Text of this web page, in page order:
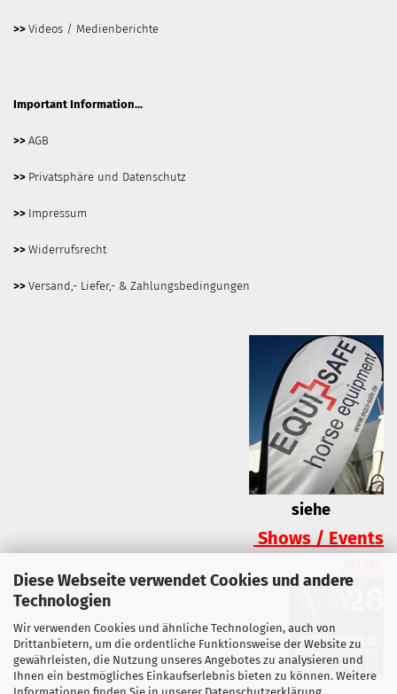
Diese Webseite verwendet Cookies und andere
Technologien
Wir verwenden Cookies und ähnliche Technologien, auch von
Drittanbietern, um die ordentliche Funktionsweise der Website zu
gewährleisten, die Nutzung unseres Angebotes zu analysieren und
Ihnen ein bestmögliches Einkaufserlebnis bieten zu können. Weitere
>> Videos / Medienberichte
Important Information...
>> AGB
>> Privatsphäre und Datenschutz
>> Impressum
>> Widerrufsrecht
>> Versand,- Liefer,- & Zahlungsbedingungen
siehe
Shows / Events